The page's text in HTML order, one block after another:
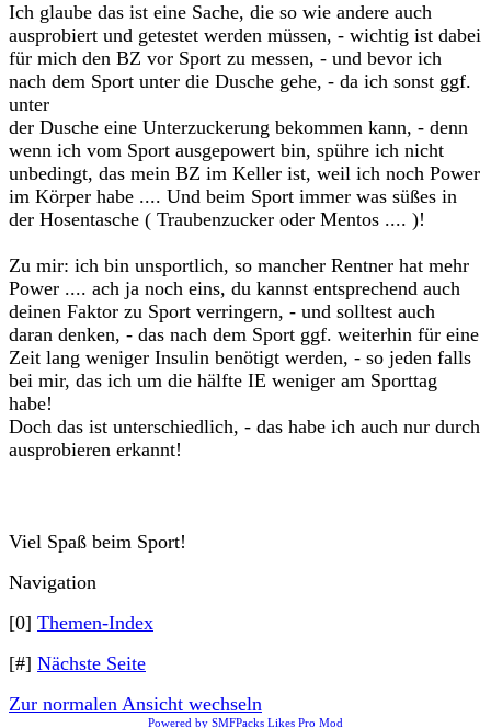
Ich glaube das ist eine Sache, die so wie andere auch
ausprobiert und getestet werden müssen, - wichtig ist dabei
für mich den BZ vor Sport zu messen, - und bevor ich
nach dem Sport unter die Dusche gehe, - da ich sonst ggf.
unter
der Dusche eine Unterzuckerung bekommen kann, - denn
wenn ich vom Sport ausgepowert bin, spühre ich nicht
unbedingt, das mein BZ im Keller ist, weil ich noch Power
im Körper habe .... Und beim Sport immer was süßes in
der Hosentasche ( Traubenzucker oder Mentos .... )!
Zu mir: ich bin unsportlich, so mancher Rentner hat mehr
Power .... ach ja noch eins, du kannst entsprechend auch
deinen Faktor zu Sport verringern, - und solltest auch
daran denken, - das nach dem Sport ggf. weiterhin für eine
Zeit lang weniger Insulin benötigt werden, - so jeden falls
bei mir, das ich um die hälfte IE weniger am Sporttag
habe!
Doch das ist unterschiedlich, - das habe ich auch nur durch
ausprobieren erkannt!
Viel Spaß beim Sport!
Navigation
[0] Themen-Index
[#] Nächste Seite
Zur normalen Ansicht wechseln
Powered by SMFPacks Likes Pro Mod